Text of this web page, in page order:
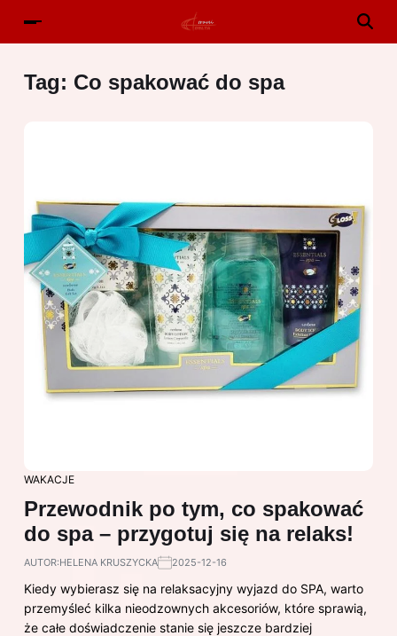
Tag: Co spakować do spa
WAKACJE
Przewodnik po tym, co spakować
do spa – przygotuj się na relaks!
AUTOR:HELENA KRUSZYCKA 2025-12-16
Kiedy wybierasz się na relaksacyjny wyjazd do SPA, warto
przemyśleć kilka nieodzownych akcesoriów, które sprawią,
że całe doświadczenie stanie się jeszcze bardziej